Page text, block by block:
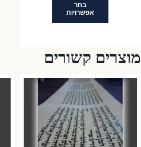
בחר
אפשרויות
יש
מספר
סוגים.
ניתן
לבחור
את
קשורים